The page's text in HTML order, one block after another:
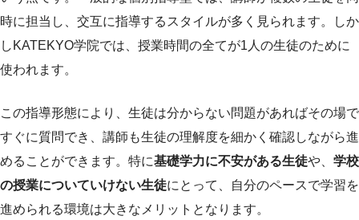
時に担当し、交互に指導するスタイルが多く見られます。しか
しKATEKYO学院では、授業時間の全てが1人の生徒のために
使われます。
この指導形態により、生徒は分からない問題があればその場で
すぐに質問でき、講師も生徒の理解度を細かく確認しながら進
めることができます。特に基礎学力に不安がある生徒や、 学校
の授業についていけない生徒にとって、自分のペースで学習を
進められる環境は大きなメリットとなります。